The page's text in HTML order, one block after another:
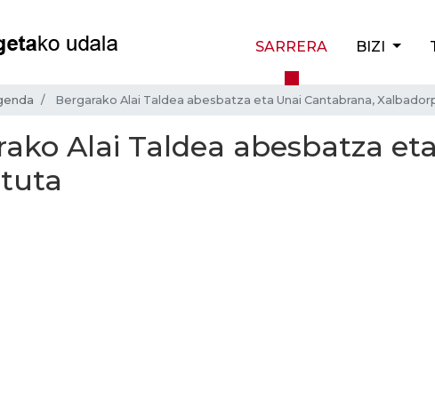
SARRERA BIZI
Bergarako Alai Taldea abesbatza eta Unai Cantabrana,
Alai Taldea abesbatza